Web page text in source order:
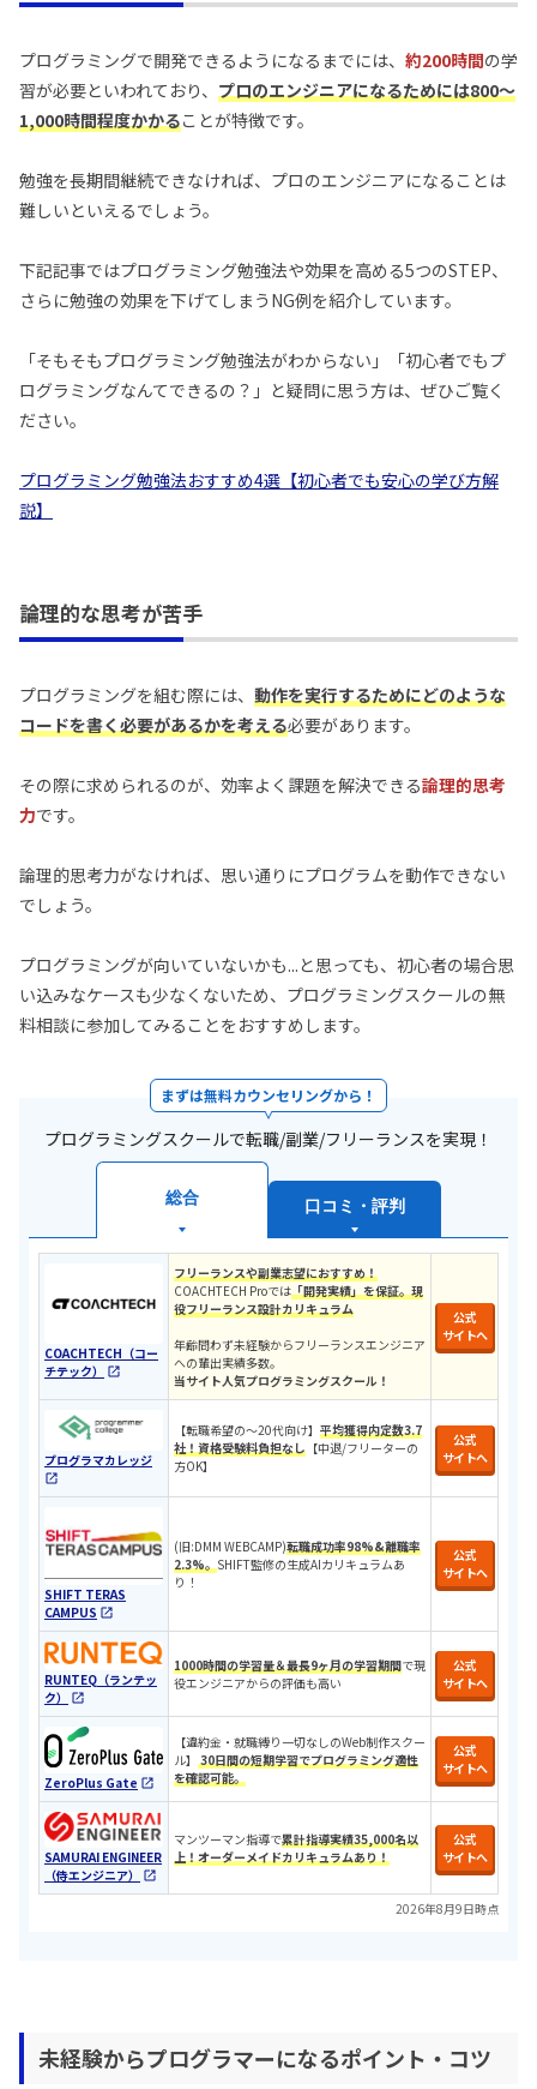
プログラミングで開発できるようになるまでには、 約200時間の学
習が必要といわれており、 プロのエンジニアになるためには800～
1,000時間程度かかることが特徴です。
勉強を長期間継続できなければ、プロのエンジニアになることは
難しいといえるでしょう。
下記記事ではプログラミング勉強法や効果を高める5つのSTEP、
さらに勉強の効果を下げてしまうNG例を紹介しています。
「そもそもプログラミング勉強法がわからない」「初心者でもプ
ログラミングなんてできるの？」と疑問に思う方は、ぜひご覧く
ださい。
プログラミング勉強法おすすめ4選【初心者でも安心の学び方解
説】
論理的な思考が苦手
プログラミングを組む際には、 動作を実行するためにどのような
コードを書く必要があるかを考える必要があります。
その際に求められるのが、効率よく課題を解決できる論理的思考
力です。
論理的思考力がなければ、思い通りにプログラムを動作できない
でしょう。
プログラミングが向いていないかも...と思っても、初心者の場合思
い込みなケースも少なくないため、プログラミングスクールの無
料相談に参加してみることをおすすめします。
まずは無料カウンセリングから！
プログラミングスクールで転職/副業/フリーランスを実現！
総合 口コミ・評判
COACHTECH（コー
チテック）
フリーランスや副業志望におすすめ！
COACHTECH Proでは 「開発実績」を保証。現
役フリーランス設計カリキュラム
年齢問わず未経験からフリーランスエンジニア
への輩出実績多数。
当サイト人気プログラミングスクール！
公式
サイトへ
プログラマカレッジ
​​【転職希望の〜20代向け】 平均獲得内定数3.7
社！資格受験料負担なし 【中退/フリーターの
方OK】
公式
サイトへ
SHIFT TERAS
CAMPUS
​(旧:DMM WEBCAMP)​転職成功率98%&離職率
2.3%。 SHIFT監修の生成AIカリキュラムあ
り！
公式
サイトへ
RUNTEQ（ランテッ
ク）
1000時間の学習量＆最長9ヶ月の学習期間で現
役エンジニアからの評価も高い
公式
サイトへ
ZeroPlus Gate
【違約金・就職縛り一切なしのWeb制作スクー
ル】 30日間の短期学習でプログラミング適性
を確認可能。
公式
サイトへ
SAMURAI ENGINEER
（侍エンジニア）
マンツーマン指導で累計指導実績35,000名以
上！オーダーメイドカリキュラムあり！
公式
サイトへ
2026年8月9日時点
未経験からプログラマーになるポイント・コツ